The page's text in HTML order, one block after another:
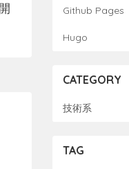
Github Pages
Hugo
CATEGORY
技術系
TAG